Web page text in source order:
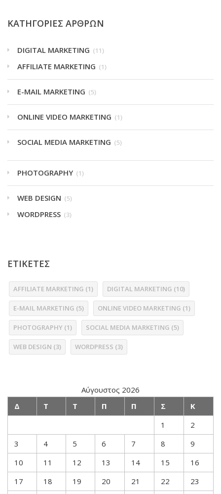
ΚΑΤΗΓΟΡΙΕΣ ΑΡΘΡΩΝ
DIGITAL MARKETING (11)
AFFILIATE MARKETING (1)
E-MAIL MARKETING (5)
ONLINE VIDEO MARKETING (1)
SOCIAL MEDIA MARKETING (5)
PHOTOGRAPHY (1)
WEB DESIGN (5)
WORDPRESS (3)
ΕΤΙΚΕΤΕΣ
AFFILIATE MARKETING (1) DIGITAL MARKETING (10)
E-MAIL MARKETING (5) ONLINE VIDEO MARKETING (1)
PHOTOGRAPHY (1) SOCIAL MEDIA MARKETING (5)
WEB DESIGN (3) WORDPRESS (3)
Αύγουστος 2026
Δ
Τ Τ Π Π Σ
Κ
1
2
3
4 5 6 7 8
9
10
11 12 13 14 15
16
17
18 19 20 21 22
23